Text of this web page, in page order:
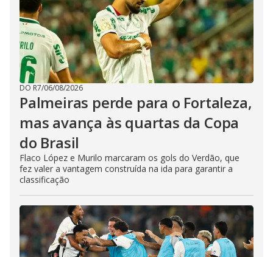
DO R7/06/08/2026
Palmeiras perde para o Fortaleza,
mas avança às quartas da Copa
do Brasil
Flaco López e Murilo marcaram os gols do Verdão, que
fez valer a vantagem construída na ida para garantir a
classificação